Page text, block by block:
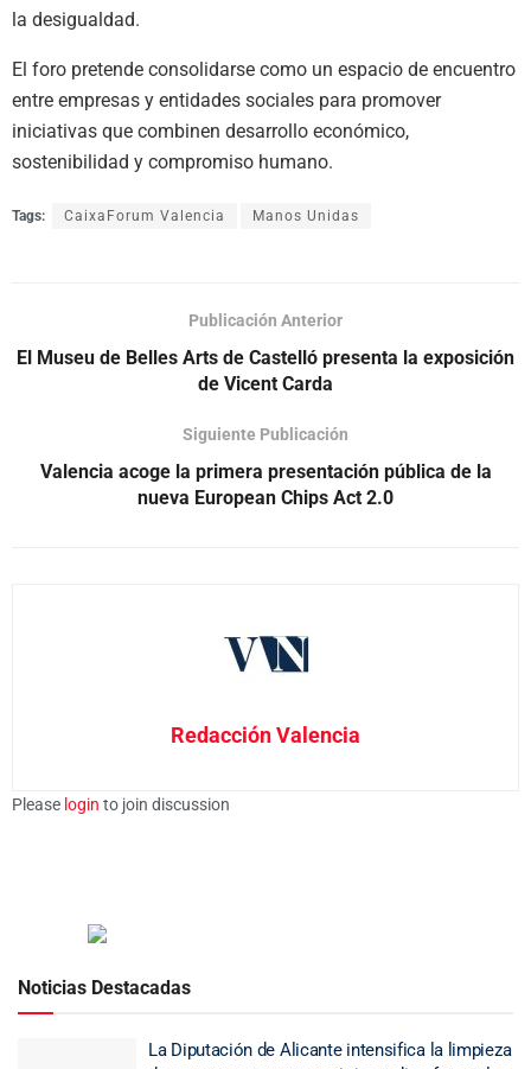
la desigualdad.
El foro pretende consolidarse como un espacio de encuentro
entre empresas y entidades sociales para promover
iniciativas que combinen desarrollo económico,
sostenibilidad y compromiso humano.
Tags: CaixaForum Valencia Manos Unidas
Publicación Anterior
El Museu de Belles Arts de Castelló presenta la exposición
de Vicent Carda
Siguiente Publicación
Valencia acoge la primera presentación pública de la
nueva European Chips Act 2.0
Redacción Valencia
Please login to join discussion
Noticias Destacadas
La Diputación de Alicante intensifica la limpieza